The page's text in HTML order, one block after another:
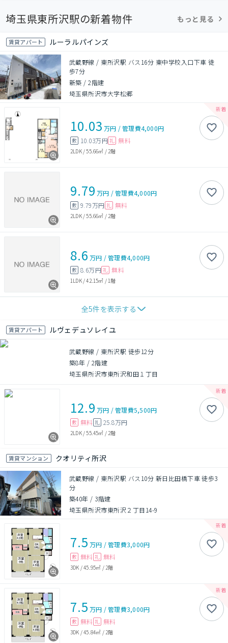
埼玉県東所沢駅の新着物件 もっと見る
賃貸アパート ルーラルパインズ
武蔵野線 / 東所沢駅 バス16分 東中学校入口下車 徒
歩7分
新築 /2階建
埼玉県所沢市大字松郷
10.03 万円 /管理費4,000円
敷 10.03万円 礼 無料
2LDK/55.66㎡ / 2階
9.79 万円 /管理費4,000円
敷 9.79万円 礼 無料
2LDK/55.66㎡ / 2階
8.6 万円 /管理費4,000円
敷 8.6万円 礼 無料
1LDK/42.15㎡ / 1階
全5件を表示する
賃貸アパート ルヴェデュソレイユ
武蔵野線 / 東所沢駅 徒歩12分
築8年 / 2階建
埼玉県所沢市東所沢和田１丁目
12.9 万円 /管理費5,500円
敷 無料 礼 25.8万円
2LDK/55.45㎡ / 2階
賃貸マンション クオリティ所沢
武蔵野線 / 東所沢駅 バス10分 新日比田橋下車 徒歩3
分
築40年 / 3階建
埼玉県所沢市東所沢２丁目14-9
7.5 万円 /管理費3,000円
敷 無料 礼 無料
3DK /45.95㎡ / 2階
7.5 万円 /管理費3,000円
敷 無料 礼 無料
3DK /45.84㎡ / 2階